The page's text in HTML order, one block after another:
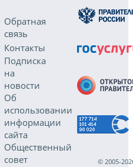
Обратная
связь
Контакты
Подписка
на
новости
Об
использовании
информации
сайта
Общественный
совет
© 2005-